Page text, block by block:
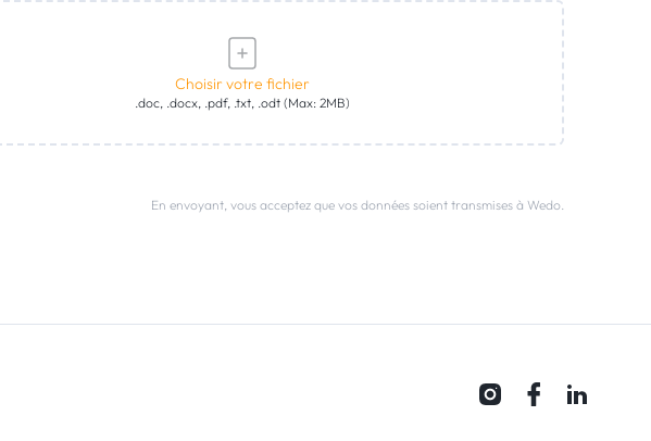
Choisir votre fichier
.doc, .docx, .pdf, .txt, .odt (Max: 2MB)
En envoyant, vous acceptez que vos données soient transmises à Wedo.